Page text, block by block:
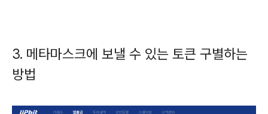
3. 메타마스크에 보낼 수 있는 토큰 구별하는
방법